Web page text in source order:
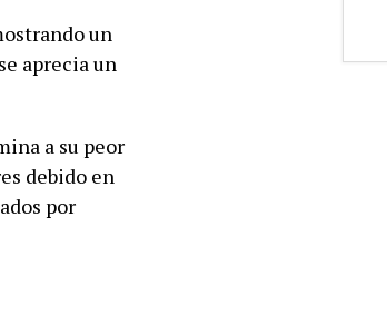
un
aprecia un
a su peor
debido en
por